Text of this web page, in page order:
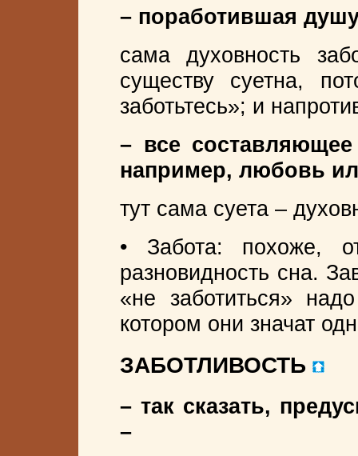
– поработившая
сама духовность
существу суетна,
заботьтесь»; и
– все
например, любовь
тут сама суета –
• Забота: похоже,
разновидность сна.
«не заботиться»
котором они значат
ЗАБОТЛИВОСТЬ
– так сказать,
–